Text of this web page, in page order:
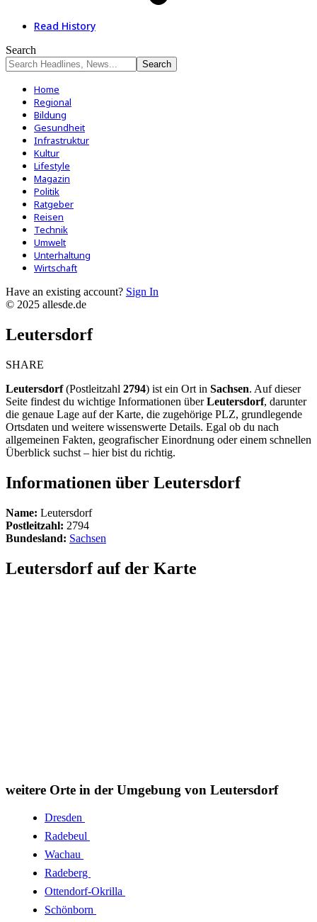
Read History
Search
Home
Regional
Bildung
Gesundheit
Infrastruktur
Kultur
Lifestyle
Magazin
Politik
Ratgeber
Reisen
Technik
Umwelt
Unterhaltung
Wirtschaft
Have an existing account? Sign In
© 2025 allesde.de
Leutersdorf
SHARE
Leutersdorf(Postleitzahl 2794) ist ein Ort in Sachsen. Auf dieser
Seite findest du wichtige Informationen überLeutersdorf, darunter
die genaue Lage auf der Karte, die zugehörige PLZ, grundlegende
Ortsdaten und weitere wissenswerte Details. Egal ob du nach
allgemeinen Fakten, geografischer Einordnung oder einem schnellen
Überblick suchst – hier bist du richtig.
Informationen über Leutersdorf
Name: Leutersdorf
Postleitzahl: 2794
Bundesland: Sachsen
Leutersdorf auf der Karte
weitere Orte in der Umgebung von Leutersdorf
Dresden
Radebeul
Wachau
Radeberg
Ottendorf-Okrilla
Schönborn